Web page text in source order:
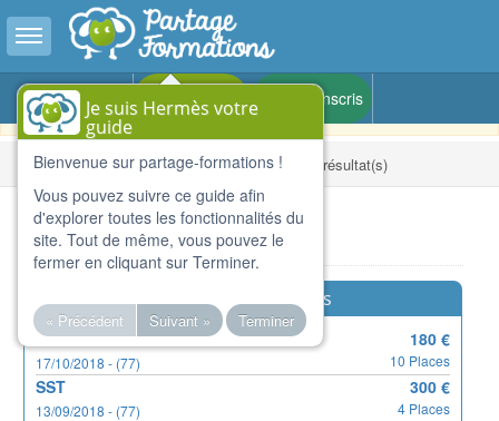
Toggle sidebar
Prihlásiť sa Je m'inscris
Version BETA - Pour le partage de compétences et de
formations dans toute la France
Domov Résultats de la recherche : 12 résultat(s)
Listings
Formations urgentes
GP 180 €
17/10/2018 - (77) 10 Places
SST 300 €
13/09/2018 - (77) 4 Places
Je suis Hermès votre
guide
Bienvenue sur partage-formations !
Vous pouvez suivre ce guide afin
d'explorer toutes les fonctionnalités du
site. Tout de même, vous pouvez le
fermer en cliquant sur Terminer.
« Précédent Suivant » Terminer